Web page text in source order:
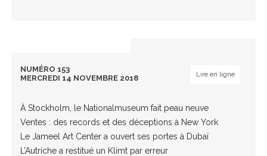
NUMÉRO 153
MERCREDI 14 NOVEMBRE 2018
Lire en ligne
À Stockholm, le Nationalmuseum fait peau neuve
Ventes : des records et des déceptions à New York
Le Jameel Art Center a ouvert ses portes à Dubaï
L’Autriche a restitué un Klimt par erreur